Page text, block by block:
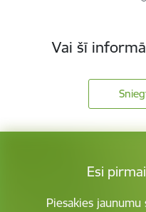
Vai šī
Esi
Piesakies jaunumu